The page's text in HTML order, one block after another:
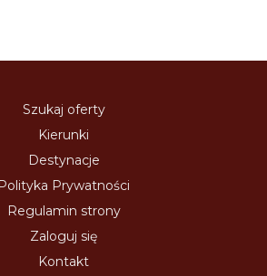
Szukaj oferty
Kierunki
Destynacje
Polityka Prywatności
Regulamin strony
Zaloguj się
Kontakt